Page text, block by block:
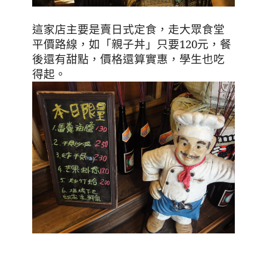
這家店主要是賣日式定食，走大眾食堂
平價路線，如「親子丼」只要120元，餐
後還有甜點，價格還算實惠，學生也吃
得起。